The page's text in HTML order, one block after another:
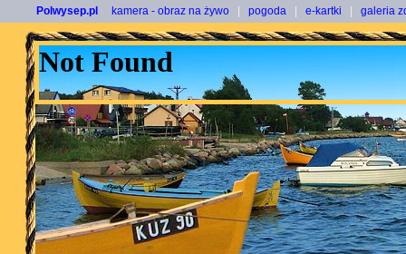
Polwysep.pl kamera - obraz na żywo pogoda e-kartki galeria